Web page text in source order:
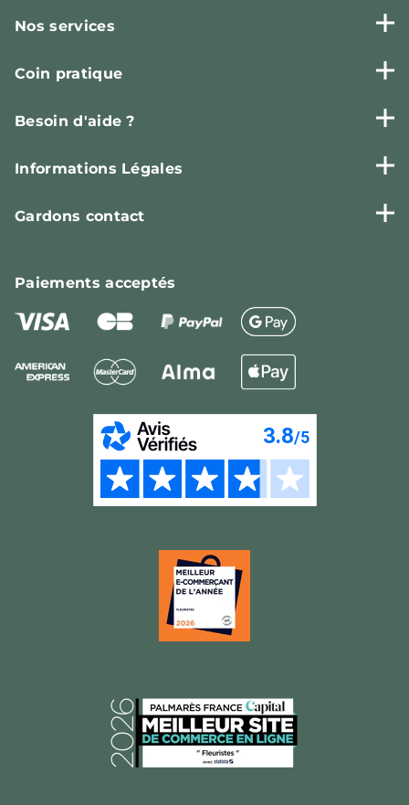
Nos services
Coin pratique
Besoin d'aide ?
Informations Légales
Gardons contact
Paiementsacceptés